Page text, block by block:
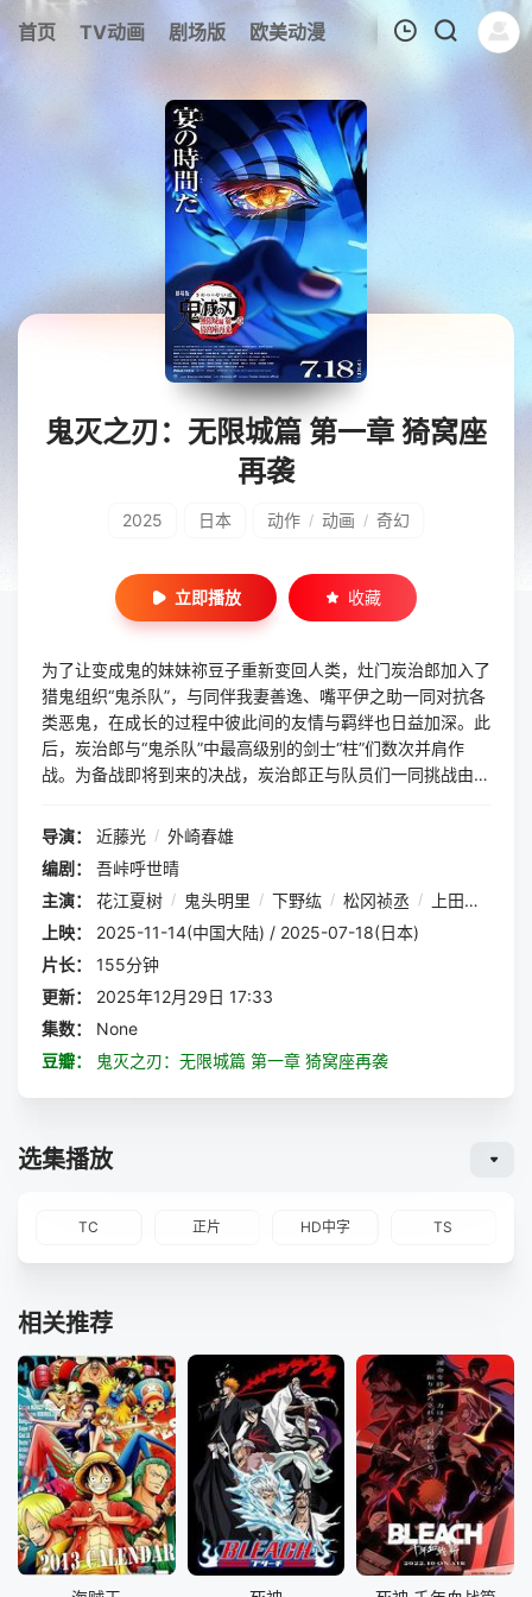
首页 TV动画 剧场版 欧美动漫
鬼灭之刃：无限城篇 第一章 猗窝座
再袭
2025 日本 动作 / 动画 / 奇幻
立即播放 收藏
为了让变成鬼的妹妹祢豆子重新变回人类，灶门炭治郎加入了
猎鬼组织“鬼杀队”，与同伴我妻善逸、嘴平伊之助一同对抗各
类恶鬼，在成长的过程中彼此间的友情与羁绊也日益加深。此
后，炭治郎与“鬼杀队”中最高级别的剑士“柱”们数次并肩作
战。为备战即将到来的决战，炭治郎正与队员们一同挑战由
宅邸。炭治郎与众“柱”虽为解救身处危机的主公大人而火速赶
处，正是鬼的大本营“无限城”——“鬼杀队”与“鬼”的决战，就
此拉开序幕。 影片改编自同名畅销漫画《鬼灭之刃》。
导演： 近藤光 / 外崎春雄
编剧：
吾峠呼世晴
主演：
花江夏树 / 鬼头明里 / 下野纮 / 松冈祯丞 /
上田丽奈
上映：
2025-11-14(中国大陆) / 2025-07-18(日本)
片长：
155分钟
更新：
2025年12月29日 17:33
集数：
None
豆瓣：
鬼灭之刃：无限城篇 第一章 猗窝座再袭
选集播放
TC 正片 HD中字 TS
相关推荐